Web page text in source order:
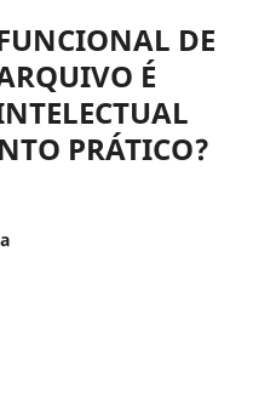
DE
É
PRÁTICO?